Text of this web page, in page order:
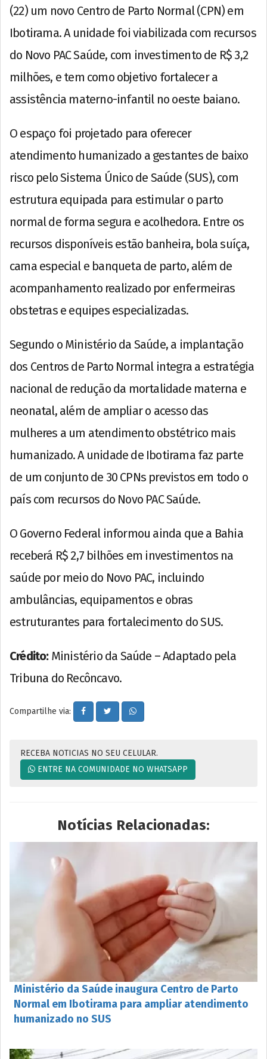
(22) um novo Centro de Parto Normal (CPN) em
Ibotirama. A unidade foi viabilizada com recursos
do Novo PAC Saúde, com investimento de R$ 3,2
milhões, e tem como objetivo fortalecer a
assistência materno-infantil no oeste baiano.
O espaço foi projetado para oferecer
atendimento humanizado a gestantes de baixo
risco pelo Sistema Único de Saúde (SUS), com
estrutura equipada para estimular o parto
normal de forma segura e acolhedora. Entre os
recursos disponíveis estão banheira, bola suíça,
cama especial e banqueta de parto, além de
acompanhamento realizado por enfermeiras
obstetras e equipes especializadas.
Segundo o Ministério da Saúde, a implantação
dos Centros de Parto Normal integra a estratégia
nacional de redução da mortalidade materna e
neonatal, além de ampliar o acesso das
mulheres a um atendimento obstétrico mais
humanizado. A unidade de Ibotirama faz parte
de um conjunto de 30 CPNs previstos em todo o
país com recursos do Novo PAC Saúde.
O Governo Federal informou ainda que a Bahia
receberá R$ 2,7 bilhões em investimentos na
saúde por meio do Novo PAC, incluindo
ambulâncias, equipamentos e obras
estruturantes para fortalecimento do SUS.
Crédito:Ministério da Saúde – Adaptado pela
Tribuna do Recôncavo.
Compartilhe via:
RECEBA NOTICIAS NO SEU CELULAR.
ENTRE NA COMUNIDADE NO WHATSAPP
Notícias Relacionadas:
Ministério da Saúde inaugura Centro de Parto
Normal em Ibotirama para ampliar atendimento
humanizado no SUS